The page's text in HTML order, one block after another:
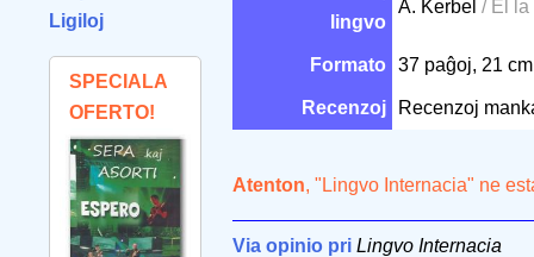
Ligiloj
SPECIALA
OFERTO!
lingvo
A. Kerbel / El la
Formato 37 paĝoj, 21
Recenzoj Recenzoj
Atenton, "Lingvo Internacia" ne
Via opinio pri Lingvo Internacia